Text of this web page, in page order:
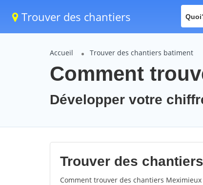
Trouver des chantiers
Accueil Trouver des chantiers batiment
Comment
Développer votre
Trouver des
Comment trouver des chantiers